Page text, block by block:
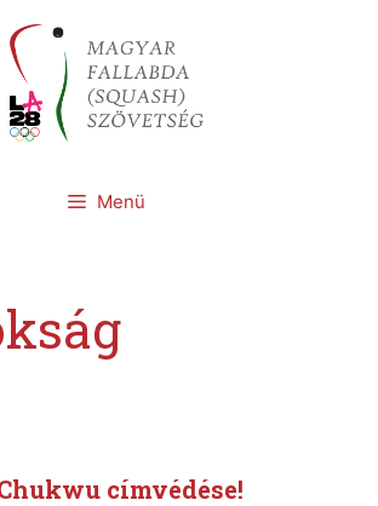
Menü
címvédése!